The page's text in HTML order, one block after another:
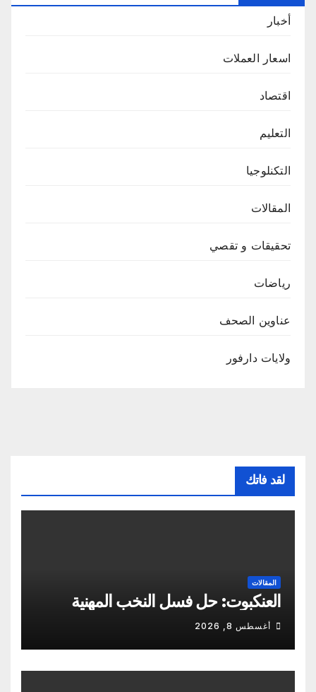
أخبار
اسعار العملات
اقتصاد
التعليم
التكنلوجيا
المقالات
تحقيقات و تقصي
رياضات
عناوين الصحف
ولايات دارفور
لقد فاتك
المقالات
العنكبوت: حل فسل النخب المهنية
أغسطس 8, 2026